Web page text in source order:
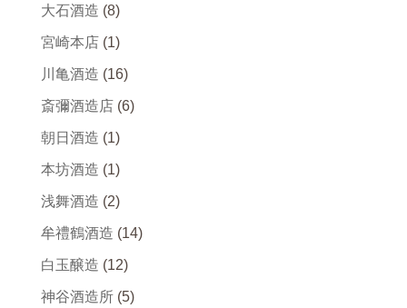
大石酒造 (8)
宮崎本店 (1)
川亀酒造 (16)
斎彌酒造店 (6)
朝日酒造 (1)
本坊酒造 (1)
浅舞酒造 (2)
牟禮鶴酒造 (14)
白玉醸造 (12)
神谷酒造所 (5)